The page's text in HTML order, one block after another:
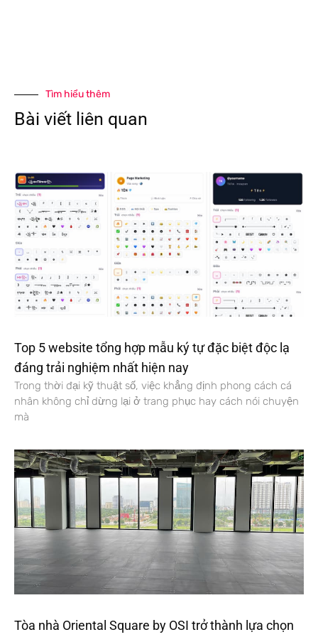
Tìm hiểu thêm
Bài viết liên quan
Top 5 website tổng hợp mẫu ký tự đặc biệt độc lạ
đáng trải nghiệm nhất hiện nay
Trong thời đại kỹ thuật số, việc khẳng định phong cách cá
nhân không chỉ dừng lại ở trang phục hay cách nói chuyện
mà
Tòa nhà Oriental Square by OSI trở thành lựa chọn